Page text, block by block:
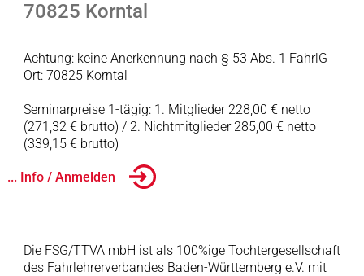
70825 Korntal
Achtung: keine Anerkennung nach § 53 Abs. 1 FahrlG
Ort: 70825 Korntal
Seminarpreise 1-tägig: 1. Mitglieder 228,00 € netto
(271,32 € brutto) / 2. Nichtmitglieder 285,00 € netto
(339,15 € brutto)
... Info / Anmelden
Die FSG/TTVA mbH ist als 100%ige Tochtergesellschaft
des Fahrlehrerverbandes Baden-Württemberg e.V. mit